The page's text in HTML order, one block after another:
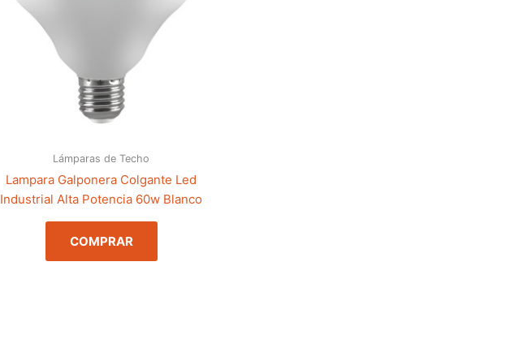
Lámparas de Techo
Lampara Galponera Colgante Led
Industrial Alta Potencia 60w Blanco
COMPRAR